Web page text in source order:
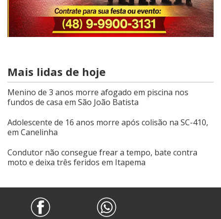
Mais lidas de hoje
Menino de 3 anos morre afogado em piscina nos
fundos de casa em São João Batista
Adolescente de 16 anos morre após colisão na SC-410,
em Canelinha
Condutor não consegue frear a tempo, bate contra
moto e deixa três feridos em Itapema